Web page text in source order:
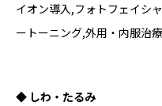
イオン導入,フォトフェイシ
ートーニング,外用・内服治
◆ しわ・たるみ